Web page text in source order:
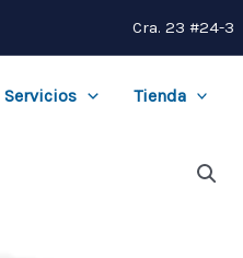
Cra. 23 #24-
Servicios Tienda